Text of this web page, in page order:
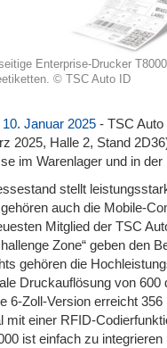
Enterprise-Drucker
© TSC Auto ID
10. Januar 2025 - TSC
2025, Halle 2, Stand
im Warenlager und in
stellt
auch die Mobile-
Mitglied der TSC
Zone“ geben den
gehören die
Druckauflösung von
6-Zoll-Version erreicht
mit einer RFID-
ist einfach zu